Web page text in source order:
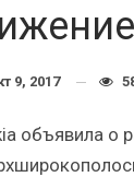
9, 2017
объявила о